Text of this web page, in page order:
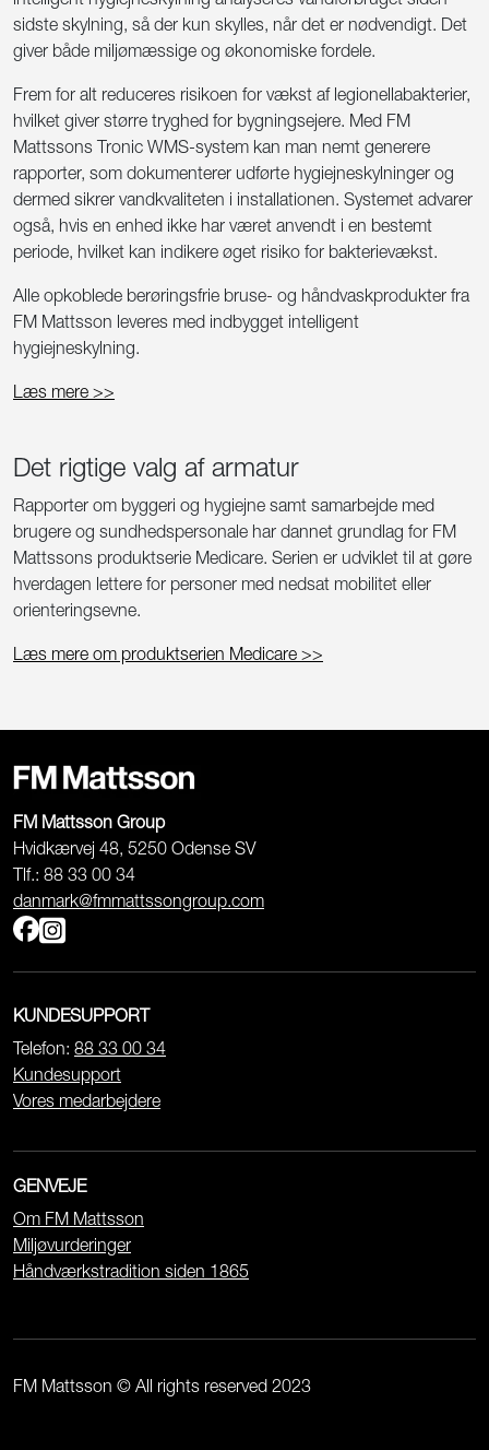
sidste skylning, så der kun skylles, når det er nødvendigt. Det
giver både miljømæssige og økonomiske fordele.
Frem for alt reduceres risikoen for vækst af legionellabakterier,
hvilket giver større tryghed for bygningsejere. Med FM
Mattssons Tronic WMS-system kan man nemt generere
rapporter, som dokumenterer udførte hygiejneskylninger og
dermed sikrer vandkvaliteten i installationen. Systemet advarer
også, hvis en enhed ikke har været anvendt i en bestemt
periode, hvilket kan indikere øget risiko for bakterievækst.
Alle opkoblede berøringsfrie bruse- og håndvaskprodukter fra
FM Mattsson leveres med indbygget intelligent
hygiejneskylning.
Læs mere >>
Det rigtige valg af armatur
Rapporter om byggeri og hygiejne samt samarbejde med
brugere og sundhedspersonale har dannet grundlag for FM
Mattssons produktserie Medicare. Serien er udviklet til at gøre
hverdagen lettere for personer med nedsat mobilitet eller
orienteringsevne.
Læs mere om produktserien Medicare >>
FM Mattsson Group
Hvidkærvej 48, 5250 Odense SV
Tlf.: 88 33 00 34
danmark@fmmattssongroup.com
Facebook
Instagram
KUNDESUPPORT
Telefon: 88 33 00 34
Kundesupport
Vores medarbejdere
GENVEJE
Om FM Mattsson
Miljøvurderinger
Håndværkstradition siden 1865
FM Mattsson © All rights reserved 2023